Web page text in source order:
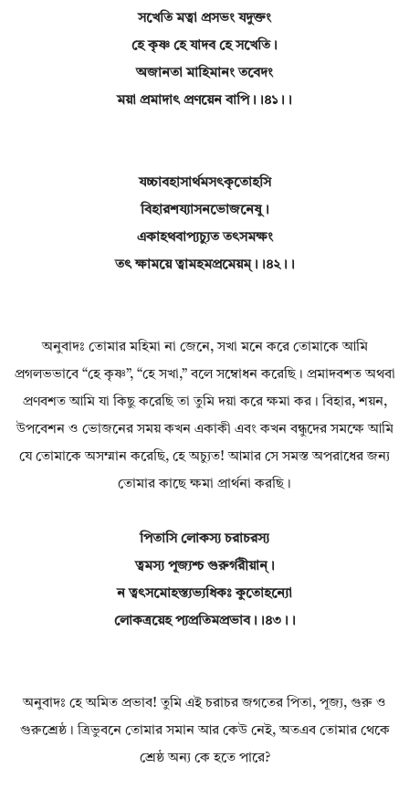
সখেতি মত্বা প্রসভং যদুক্তং
হে কৃষ্ণ হে যাদব হে সখেতি।
অজানতা মাহিমানং তবেদং
ময়া প্রমাদাৎ প্রণয়েন বাপি।।৪১।।
যচ্চাবহাসার্থমসৎকৃতোহসি
বিহারশয্যাসনভোজনেষু।
একাহথবাপ্যচ্যুত তৎসমক্ষং
তৎ ক্ষাময়ে ত্বামহমপ্রমেয়ম্।।৪২।।
অনুবাদঃ তোমার মহিমা না জেনে, সখা মনে করে তোমাকে আমি
প্রগলভভাবে “হে কৃষ্ণ”, “হে সখা,” বলে সম্বোধন করেছি। প্রমাদবশত অথবা
প্রণবশত আমি যা কিছু করেছি তা তুমি দয়া করে ক্ষমা কর। বিহার, শয়ন,
উপবেশন ও ভোজনের সময় কখন একাকী এবং কখন বন্ধুদের সমক্ষে আমি
যে তোমাকে অসম্মান করেছি, হে অচ্যুত! আমার সে সমস্ত অপরাধের জন্য
তোমার কাছে ক্ষমা প্রার্থনা করছি।
পিতাসি লোকস্য চরাচরস্য
ত্বমস্য পূজ্যশ্চ গুরুর্গরীয়ান্।
ন ত্বৎসমোহস্ত্যভ্যধিকঃ কুতোহন্যো
লোকত্রয়েহ প্যপ্রতিমপ্রভাব।।৪৩।।
অনুবাদঃ হে অমিত প্রভাব! তুমি এই চরাচর জগতের পিতা, পূজ্য, গুরু ও
গুরুশ্রেষ্ঠ। ত্রিভুবনে তোমার সমান আর কেউ নেই, অতএব তোমার থেকে
শ্রেষ্ঠ অন্য কে হতে পারে?